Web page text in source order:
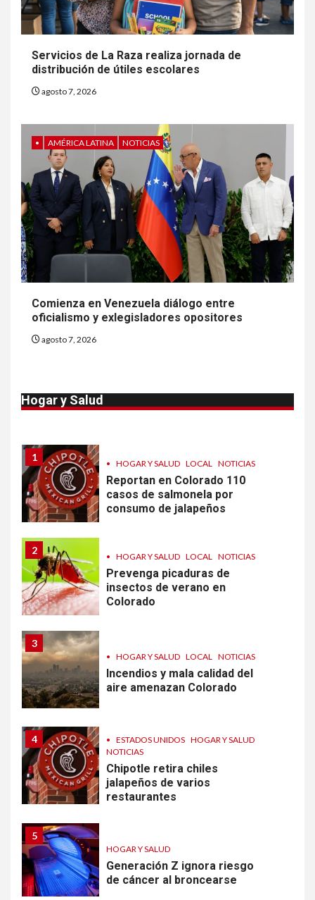
Servicios de La Raza realiza jornada de
distribución de útiles escolares
agosto 7, 2026
• AMÉRICA LATINA NOTICIAS
Comienza en Venezuela diálogo entre
oficialismo y exlegisladores opositores
agosto 7, 2026
Hogar y Salud
Gas radón exige atención de
compradores e inquilinos
7
• ESTADOS UNIDOS HOGAR Y SALUD
NOTICIAS
EE. UU. reporta sus primeras
dos muertes por Cyclospora
en Michigan
ESTADOS UNIDOS
HOGAR Y SALUD
NOTICIAS
Más casos de sarampión en
EEUU este año que en 2025
Van 4,100 casos confirmados
por parásito que causa
1
• HOGAR Y SALUD LOCAL NOTICIAS
Reportan en Colorado 110
casos de salmonela por
consumo de jalapeños
2
• HOGAR Y SALUD LOCAL NOTICIAS
Prevenga picaduras de
insectos de verano en
Colorado
3
• HOGAR Y SALUD LOCAL NOTICIAS
Incendios y mala calidad del
aire amenazan Colorado
4 • ESTADOS UNIDOS HOGAR Y SALUD
NOTICIAS
Chipotle retira chiles
jalapeños de varios
restaurantes
5
HOGAR Y SALUD
Generación Z ignora riesgo
de cáncer al broncearse